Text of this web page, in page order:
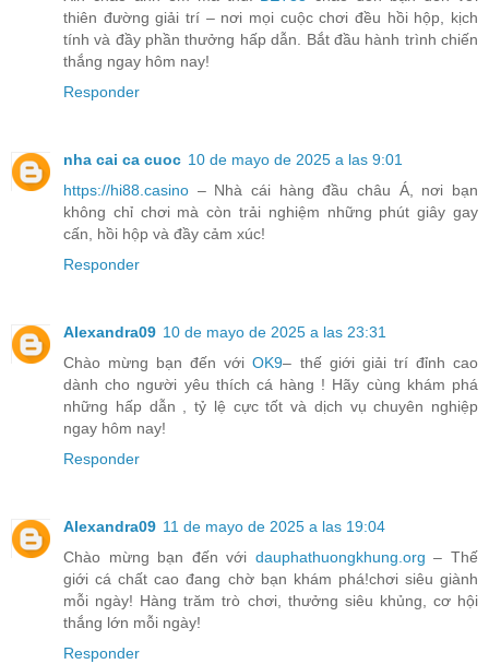
thiên đường giải trí – nơi mọi cuộc chơi đều hồi hộp, kịch
tính và đầy phần thưởng hấp dẫn. Bắt đầu hành trình chiến
thắng ngay hôm nay!
Responder
nha cai ca cuoc 10 de mayo de 2025 a las 9:01
https://hi88.casino – Nhà cái hàng đầu châu Á, nơi bạn
không chỉ chơi mà còn trải nghiệm những phút giây gay
cấn, hồi hộp và đầy cảm xúc!
Responder
Alexandra09 10 de mayo de 2025 a las 23:31
Chào mừng bạn đến vớiOK9– thế giới giải trí đỉnh cao
dành cho người yêu thích cá hàng ! Hãy cùng khám phá
những hấp dẫn , tỷ lệ cực tốt và dịch vụ chuyên nghiệp
ngay hôm nay!
Responder
Alexandra09 11 de mayo de 2025 a las 19:04
Chào mừng bạn đến với dauphathuongkhung.org – Thế
giới cá chất cao đang chờ bạn khám phá!chơi siêu giành
mỗi ngày! Hàng trăm trò chơi, thưởng siêu khủng, cơ hội
thắng lớn mỗi ngày!
Responder